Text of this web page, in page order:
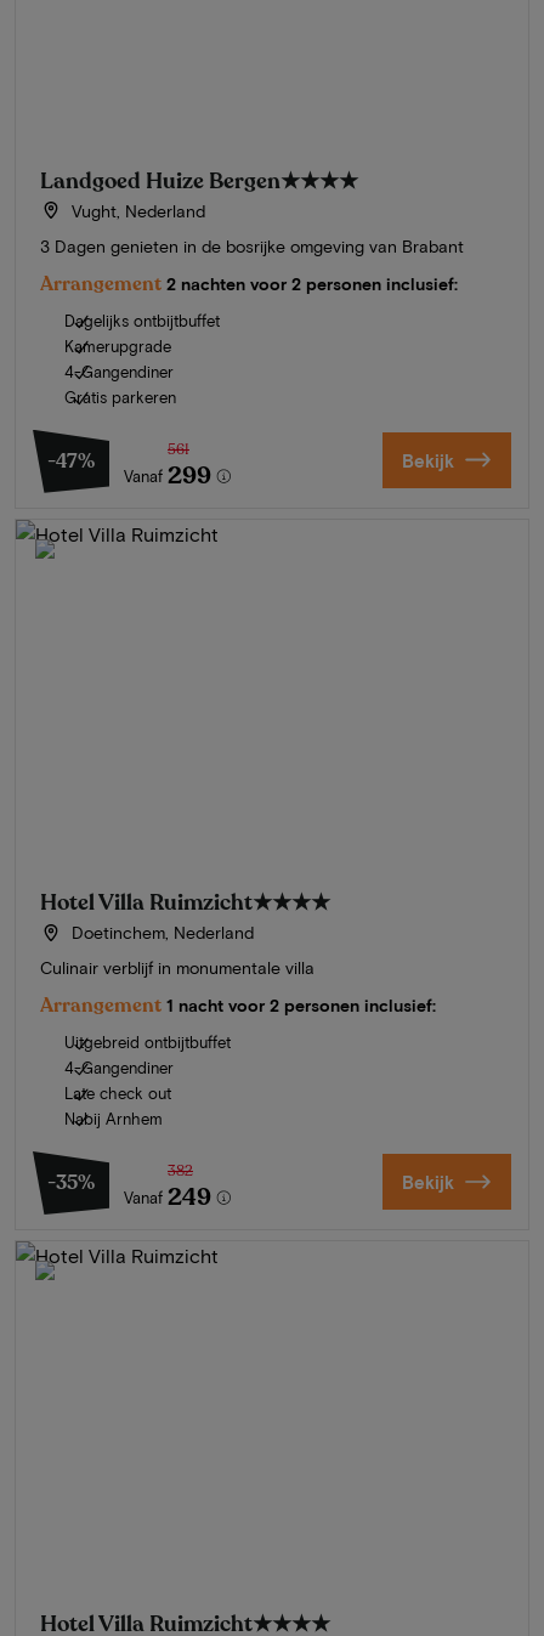
Landgoed Huize Bergen★★★★
Vught, Nederland
3 Dagen genieten in de bosrijke omgeving van Brabant
Arrangement 2 nachten voor 2 personen inclusief:
Dagelijks ontbijtbuffet
Kamerupgrade
4-Gangendiner
Gratis parkeren
-47%
Vanaf
561
299 Bekijk
Hotel Villa Ruimzicht★★★★
Doetinchem, Nederland
Culinair verblijf in monumentale villa
Arrangement 1 nacht voor 2 personen inclusief:
Uitgebreid ontbijtbuffet
4-Gangendiner
Late check out
Nabij Arnhem
-35%
Vanaf
382
249 Bekijk
Hotel Villa Ruimzicht★★★★